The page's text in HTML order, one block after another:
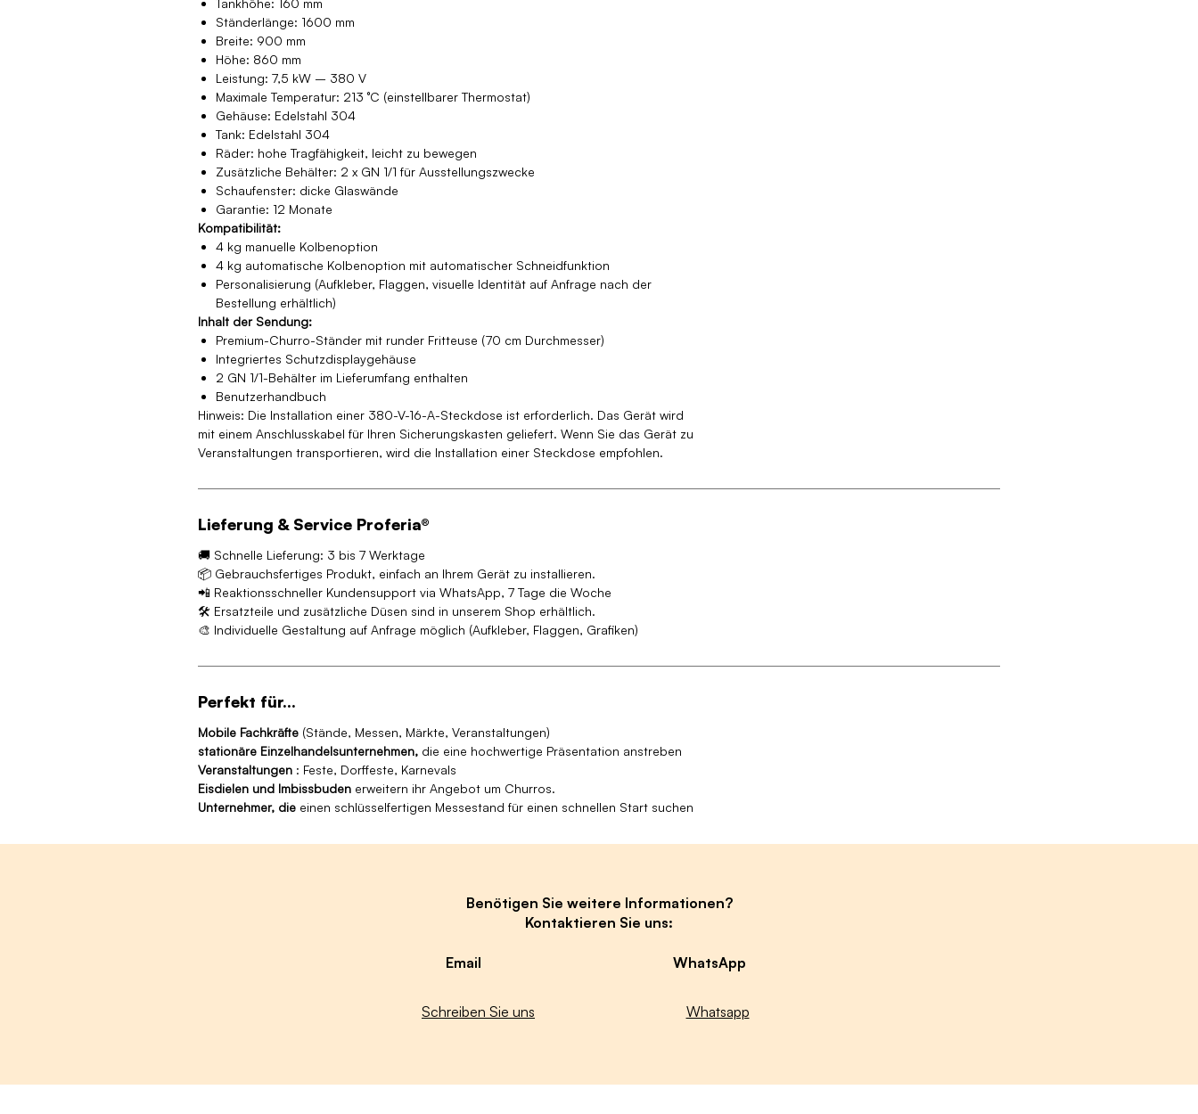
Ständerlänge: 1600 mm
Breite: 900 mm
Höhe: 860 mm
Leistung: 7,5 kW – 380 V
Maximale Temperatur: 213 °C (einstellbarer Thermostat)
Gehäuse: Edelstahl 304
Tank: Edelstahl 304
Räder: hohe Tragfähigkeit, leicht zu bewegen
Zusätzliche Behälter: 2 x GN 1/1 für Ausstellungszwecke
Schaufenster: dicke Glaswände
Garantie: 12 Monate
Kompatibilität:
4 kg manuelle Kolbenoption
4 kg automatische Kolbenoption mit automatischer Schneidfunktion
Personalisierung (Aufkleber, Flaggen, visuelle Identität auf Anfrage nach der
Bestellung erhältlich)
Inhalt der Sendung:
Premium-Churro-Ständer mit runder Fritteuse (70 cm Durchmesser)
Integriertes Schutzdisplaygehäuse
2 GN 1/1-Behälter im Lieferumfang enthalten
Benutzerhandbuch
Hinweis: Die Installation einer 380-V-16-A-Steckdose ist erforderlich. Das Gerät wird
mit einem Anschlusskabel für Ihren Sicherungskasten geliefert. Wenn Sie das Gerät zu
Veranstaltungen transportieren, wird die Installation einer Steckdose empfohlen.
Lieferung & Service Proferia®
🚚 Schnelle Lieferung: 3 bis 7 Werktage
📦 Gebrauchsfertiges Produkt, einfach an Ihrem Gerät zu installieren.
📲 Reaktionsschneller Kundensupport via WhatsApp, 7 Tage die Woche
🛠 Ersatzteile und zusätzliche Düsen sind in unserem Shop erhältlich.
🎨 Individuelle Gestaltung auf Anfrage möglich (Aufkleber, Flaggen, Grafiken)
Perfekt für...
Mobile Fachkräfte (Stände, Messen, Märkte, Veranstaltungen)
stationäre Einzelhandelsunternehmen, die eine hochwertige Präsentation anstreben
Veranstaltungen : Feste, Dorffeste, Karnevals
Eisdielen und Imbissbuden erweitern ihr Angebot um Churros.
Unternehmer, die einen schlüsselfertigen Messestand für einen schnellen Start suchen
Benötigen Sie weitere Informationen?
Kontaktieren Sie uns:
Email
Schreiben Sie uns
WhatsApp
Whatsapp